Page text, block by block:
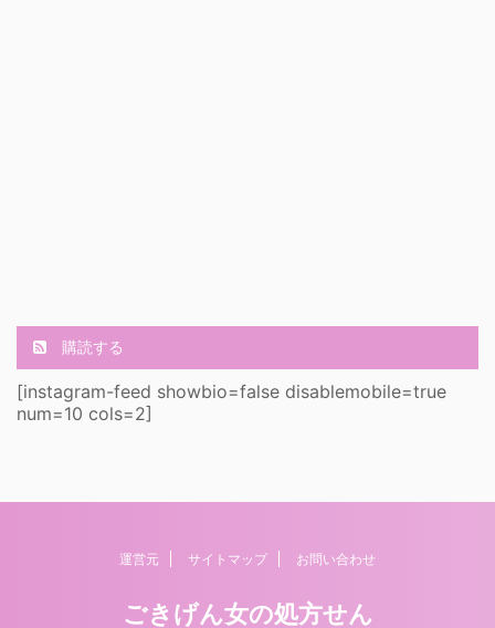
購読する
[instagram-feed showbio=false disablemobile=true
num=10 cols=2]
運営元 サイトマップ お問い合わせ
ごきげん女の処方せん